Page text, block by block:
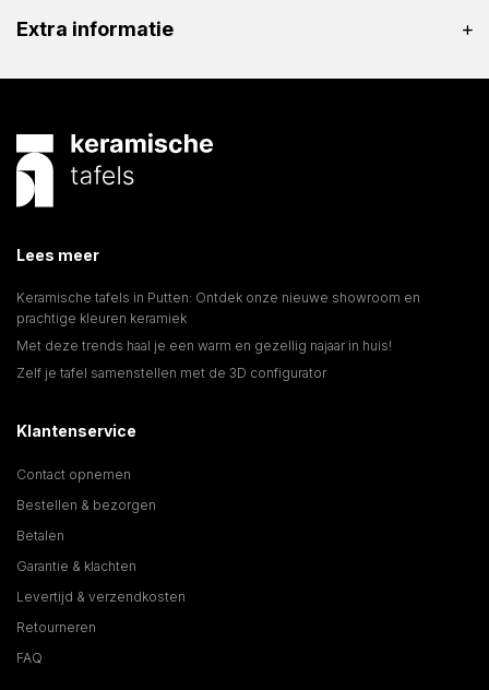
Extra informatie
Lees meer
Keramische tafels in Putten: Ontdek onze nieuwe showroom en
prachtige kleuren keramiek
Met deze trends haal je een warm en gezellig najaar in huis!
Zelf je tafel samenstellen met de 3D configurator
Klantenservice
Contact opnemen
Bestellen & bezorgen
Betalen
Garantie & klachten
Levertijd & verzendkosten
Retourneren
FAQ